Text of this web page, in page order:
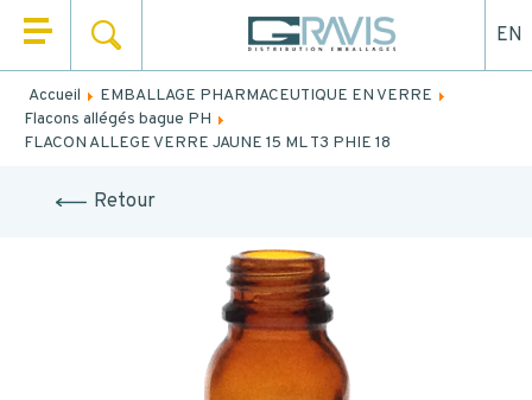
QUI SOMMES NOUS ?
NOS PRODUITS
ACTUALITÉS
CONTACT
RECHERCHER
EN
Accueil
EMBALLAGE PHARMACEUTIQUE EN VERRE
Flacons allégés bague PH
FLACON ALLEGE VERRE JAUNE 15 ML T3 PHIE 18
Retour
Remplissez le formulaire ci-dessous pour être rappelé ou
contacté par mail.